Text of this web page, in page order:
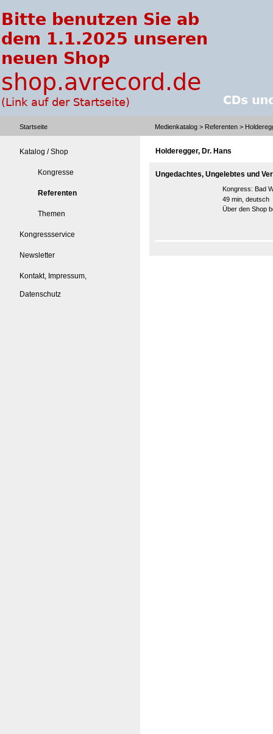
Startseite Medienkatalog > Referenten >
Katalog / Shop
Kongresse
Referenten
Themen
Kongressservice
Newsletter
Kontakt, Impressum,
Datenschutz
Holderegger, Dr. Hans
Ungedachtes, Ungelebtes und
Kongress: Bad
49 min, deutsch
Über den Shop